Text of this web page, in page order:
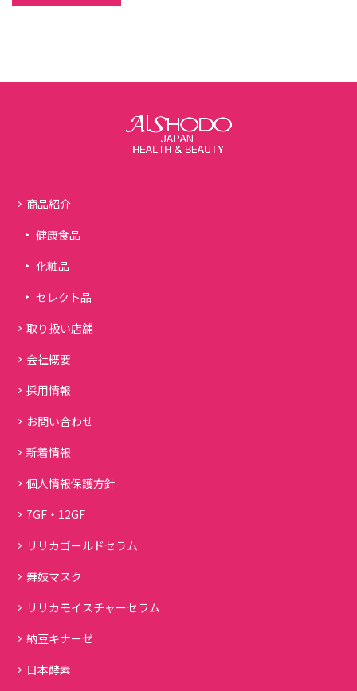
商品紹介
健康食品
化粧品
セレクト品
取り扱い店舗
会社概要
採用情報
お問い合わせ
新着情報
個人情報保護方針
7GF・12GF
リリカゴールドセラム
舞妓マスク
リリカモイスチャーセラム
納豆キナーゼ
日本酵素